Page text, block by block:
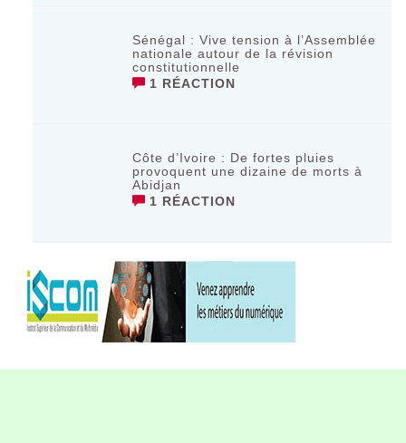
Sénégal : Vive tension à l’Assemblée
nationale autour de la révision
constitutionnelle
1 RÉACTION
Côte d’Ivoire : De fortes pluies
provoquent une dizaine de morts à
Abidjan
1 RÉACTION